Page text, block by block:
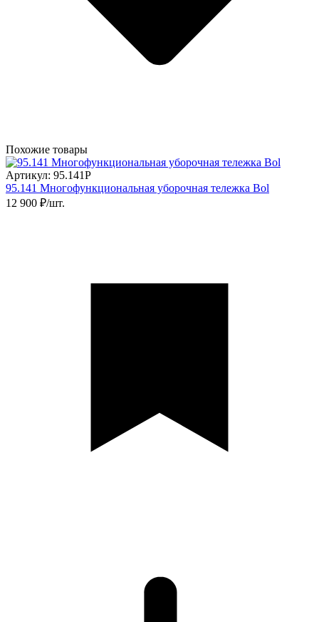
Похожие товары
Артикул: 95.141Р
95.141 Многофункциональная уборочная тележка Bol
12 900 ₽/шт.